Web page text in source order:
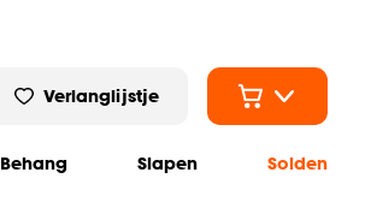
Verlanglijstje
Behang Slapen Solden